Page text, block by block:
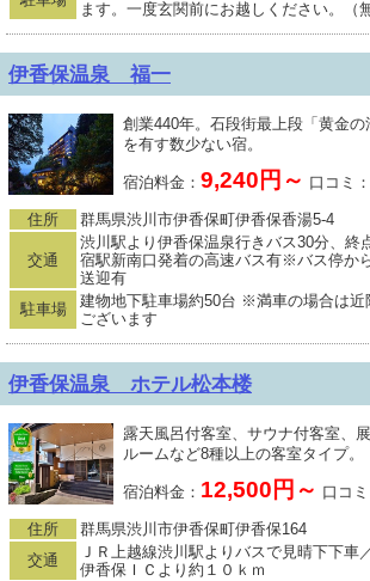
ます。一度玄関前にお越しください。（
伊香保温泉 福一
創業440年。石段街最上段「黄金
を有す数少ない宿。
宿泊料金： 9,240円～ 口コミ：
住所 群馬県渋川市伊香保町伊香保香湯5-4
交通
渋川駅より伊香保温泉行きバス30分、終
宿駅新南口発着の高速バス有※バス停か
送迎有
駐車場
建物地下駐車場約50台 ※満車の場合は近
ございます
伊香保温泉 ホテル松本楼
露天風呂付客室、サウナ付客室、
ルームなど8種以上の客室タイプ。
宿泊料金： 12,500円～ 口コミ
住所
群馬県渋川市伊香保町伊香保164
交通
ＪＲ上越線渋川駅よりバスで見晴下下車
伊香保ＩＣより約１０ｋｍ